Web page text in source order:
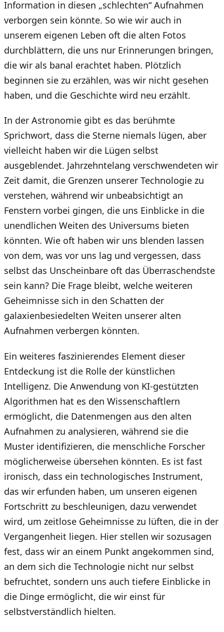
Information in diesen „schlechten“ Aufnahmen
verborgen sein könnte. So wie wir auch in
unserem eigenen Leben oft die alten Fotos
durchblättern, die uns nur Erinnerungen bringen,
die wir als banal erachtet haben. Plötzlich
beginnen sie zu erzählen, was wir nicht gesehen
haben, und die Geschichte wird neu erzählt.
In der Astronomie gibt es das berühmte
Sprichwort, dass die Sterne niemals lügen, aber
vielleicht haben wir die Lügen selbst
ausgeblendet. Jahrzehntelang verschwendeten wir
Zeit damit, die Grenzen unserer Technologie zu
verstehen, während wir unbeabsichtigt an
Fenstern vorbei gingen, die uns Einblicke in die
unendlichen Weiten des Universums bieten
könnten. Wie oft haben wir uns blenden lassen
von dem, was vor uns lag und vergessen, dass
selbst das Unscheinbare oft das Überraschendste
sein kann? Die Frage bleibt, welche weiteren
Geheimnisse sich in den Schatten der
galaxienbesiedelten Weiten unserer alten
Aufnahmen verbergen könnten.
Ein weiteres faszinierendes Element dieser
Entdeckung ist die Rolle der künstlichen
Intelligenz. Die Anwendung von KI-gestützten
Algorithmen hat es den Wissenschaftlern
ermöglicht, die Datenmengen aus den alten
Aufnahmen zu analysieren, während sie die
Muster identifizieren, die menschliche Forscher
möglicherweise übersehen könnten. Es ist fast
ironisch, dass ein technologisches Instrument,
das wir erfunden haben, um unseren eigenen
Fortschritt zu beschleunigen, dazu verwendet
wird, um zeitlose Geheimnisse zu lüften, die in der
Vergangenheit liegen. Hier stellen wir sozusagen
fest, dass wir an einem Punkt angekommen sind,
an dem sich die Technologie nicht nur selbst
befruchtet, sondern uns auch tiefere Einblicke in
die Dinge ermöglicht, die wir einst für
selbstverständlich hielten.